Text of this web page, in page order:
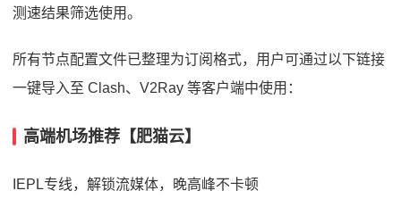
测速结果筛选使用。
所有节点配置文件已整理为订阅格式，用户可通过以下链接
一键导入至 Clash、V2Ray 等客户端中使用：
高端机场推荐【肥猫云】
IEPL专线，解锁流媒体，晚高峰不卡顿